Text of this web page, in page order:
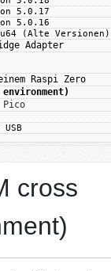
5.0.17
5.0.16
(Alte Versionen)
Adapter
Raspi Zero
environment)
Pico
cross